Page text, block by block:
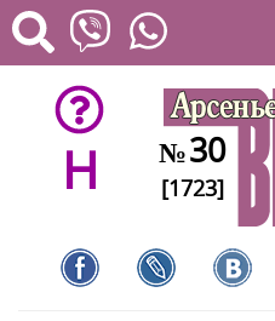
H №30
[1723]